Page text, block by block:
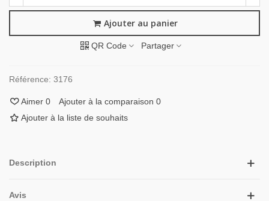
Ajouter au panier
QR Code Partager
Référence: 3176
Aimer 0 Ajouter à la comparaison 0
Ajouter à la liste de souhaits
Description
Avis